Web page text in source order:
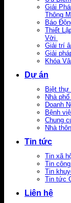
Giải
Thông
Báo
Thiết
Vời
Giải trí
Giải
Khóa
Dự án
Biệt thự
Nhà
Doanh
Bệnh
Chung
Nhà
Tin tức
Tin xã
Tin
Tin
Tin tức
Liên hệ